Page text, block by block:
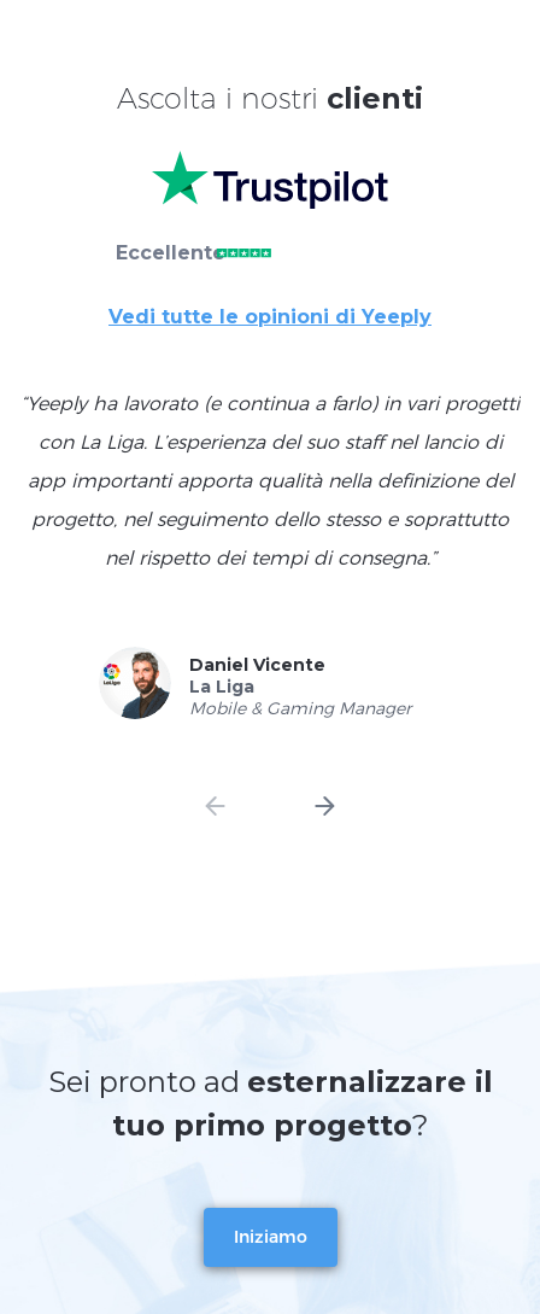
Ascolta i nostri clienti
Eccellente
Vedi tutte le opinioni di Yeeply
“Yeeply ha lavorato (e continua a farlo) in vari progetti
con La Liga. L’esperienza del suo staff nel lancio di
app importanti apporta qualità nella definizione del
progetto, nel seguimento dello stesso e soprattutto
nel rispetto dei tempi di consegna.”
Daniel Vicente
La Liga
Mobile & Gaming Manager
Sei pronto ad esternalizzare il
tuo primo progetto?
Iniziamo